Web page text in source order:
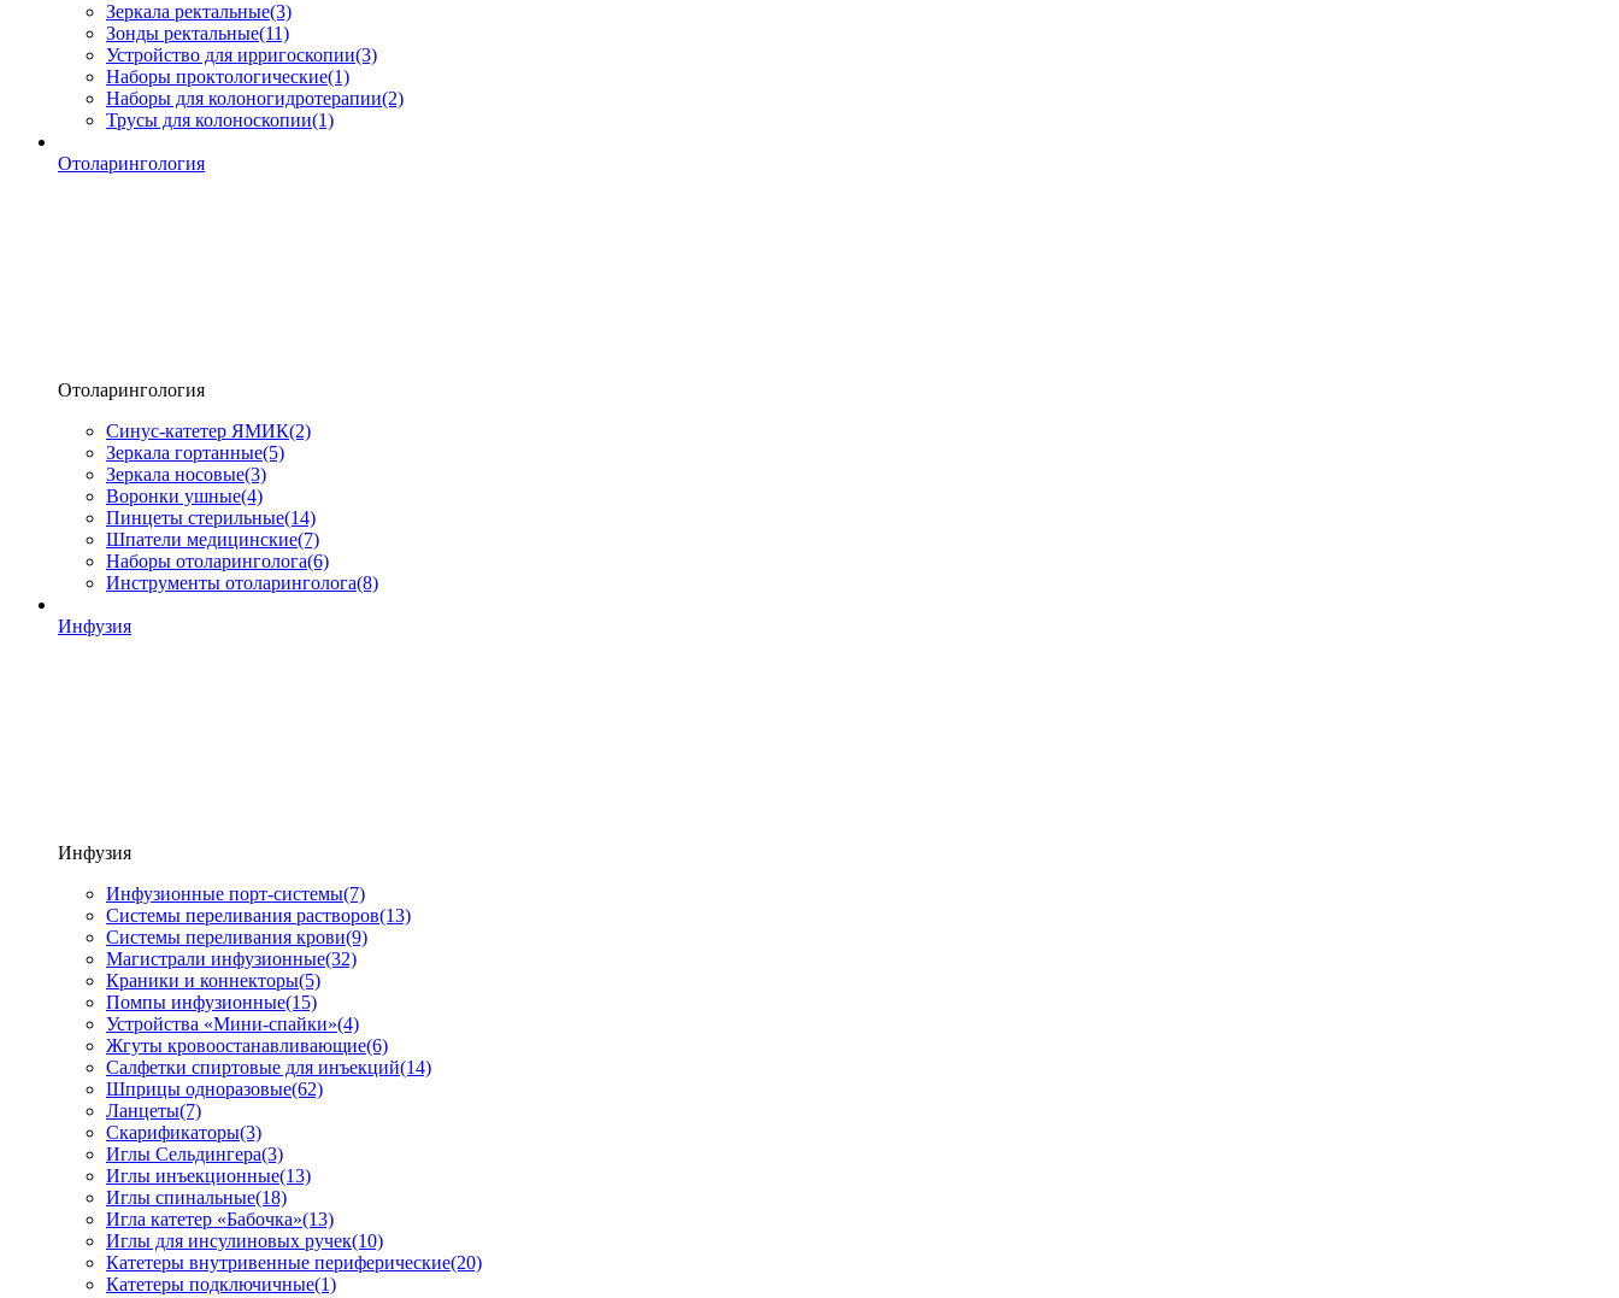
Зеркала ректальные(3)
Зонды ректальные(11)
Устройство для ирригоскопии(3)
Наборы проктологические(1)
Наборы для колоногидротерапии(2)
Трусы для колоноскопии(1)
Отоларингология
Отоларингология
Синус-катетер ЯМИК(2)
Зеркала гортанные(5)
Зеркала носовые(3)
Воронки ушные(4)
Пинцеты стерильные(14)
Шпатели медицинские(7)
Наборы отоларинголога(6)
Инструменты отоларинголога(8)
Инфузия
Инфузия
Инфузионные порт-системы(7)
Системы переливания растворов(13)
Системы переливания крови(9)
Магистрали инфузионные(32)
Краники и коннекторы(5)
Помпы инфузионные(15)
Устройства «Мини-спайки»(4)
Жгуты кровоостанавливающие(6)
Салфетки спиртовые для инъекций(14)
Шприцы одноразовые(62)
Ланцеты(7)
Скарификаторы(3)
Иглы Сельдингера(3)
Иглы инъекционные(13)
Иглы спинальные(18)
Игла катетер «Бабочка»(13)
Иглы для инсулиновых ручек(10)
Катетеры внутривенные периферические(20)
Катетеры подключичные(1)